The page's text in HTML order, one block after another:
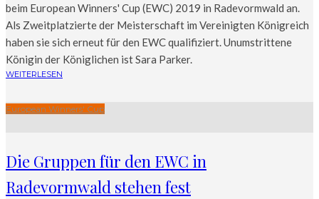
beim European Winners' Cup (EWC) 2019 in Radevormwald an.
Als Zweitplatzierte der Meisterschaft im Vereinigten Königreich
haben sie sich erneut für den EWC qualifiziert. Unumstrittene
Königin der Königlichen ist Sara Parker.
WEITERLESEN
European Winners' Cup
Die Gruppen für den EWC in
Radevormwald stehen fest